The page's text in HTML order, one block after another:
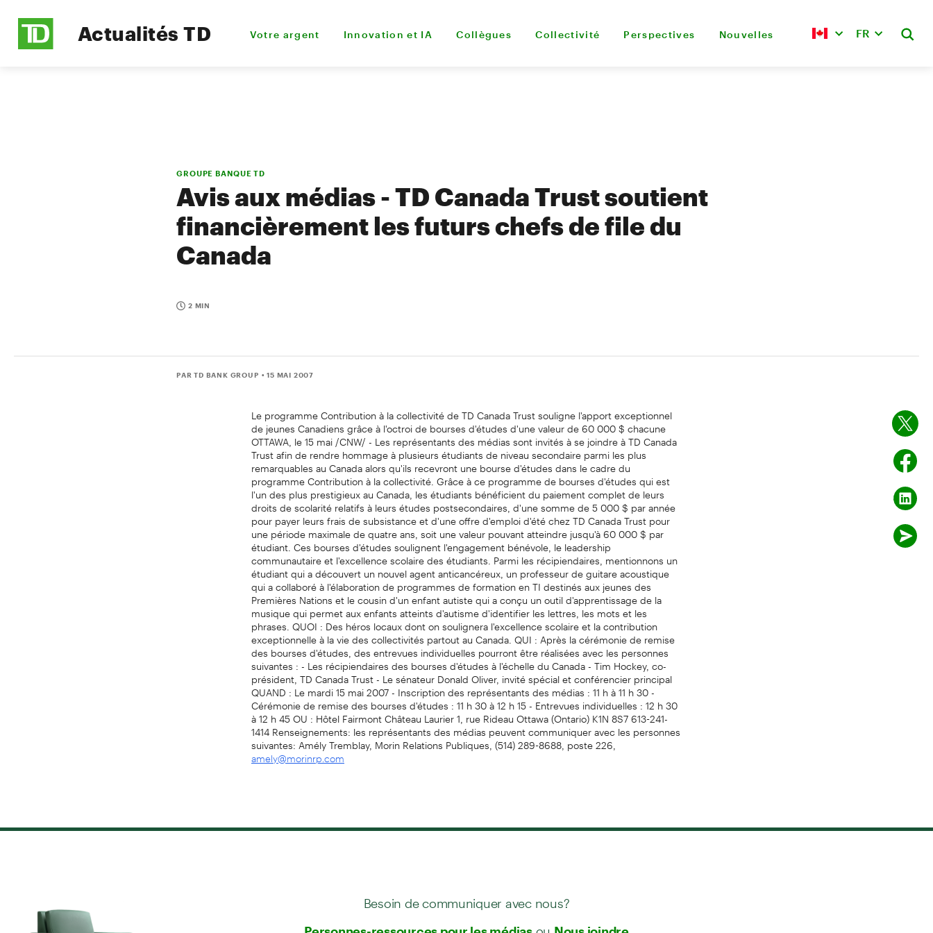
Actualités TD Votre argent Innovation et IA Collègues Collectivité Perspectives Nouvelles FR
GROUPE BANQUE TD
Avis aux médias - TD Canada Trust soutient
financièrement les futurs chefs de file du
Canada
2 MIN
PAR TD BANK GROUP • 15 MAI 2007
Le programme Contribution à la collectivité de TD Canada Trust souligne l'apport exceptionnel
de jeunes Canadiens grâce à l'octroi de bourses d'études d'une valeur de 60 000 $ chacune
OTTAWA, le 15 mai /CNW/ - Les représentants des médias sont invités à se joindre à TD Canada
Trust afin de rendre hommage à plusieurs étudiants de niveau secondaire parmi les plus
remarquables au Canada alors qu'ils recevront une bourse d'études dans le cadre du
programme Contribution à la collectivité. Grâce à ce programme de bourses d'études qui est
l'un des plus prestigieux au Canada, les étudiants bénéficient du paiement complet de leurs
droits de scolarité relatifs à leurs études postsecondaires, d'une somme de 5 000 $ par année
pour payer leurs frais de subsistance et d'une offre d'emploi d'été chez TD Canada Trust pour
une période maximale de quatre ans, soit une valeur pouvant atteindre jusqu'à 60 000 $ par
étudiant. Ces bourses d'études soulignent l'engagement bénévole, le leadership
communautaire et l'excellence scolaire des étudiants. Parmi les récipiendaires, mentionnons un
étudiant qui a découvert un nouvel agent anticancéreux, un professeur de guitare acoustique
qui a collaboré à l'élaboration de programmes de formation en TI destinés aux jeunes des
Premières Nations et le cousin d'un enfant autiste qui a conçu un outil d'apprentissage de la
musique qui permet aux enfants atteints d'autisme d'identifier les lettres, les mots et les
phrases. QUOI : Des héros locaux dont on soulignera l'excellence scolaire et la contribution
exceptionnelle à la vie des collectivités partout au Canada. QUI : Après la cérémonie de remise
des bourses d'études, des entrevues individuelles pourront être réalisées avec les personnes
suivantes : - Les récipiendaires des bourses d'études à l'échelle du Canada - Tim Hockey, co-
président, TD Canada Trust - Le sénateur Donald Oliver, invité spécial et conférencier principal
QUAND : Le mardi 15 mai 2007 - Inscription des représentants des médias : 11 h à 11 h 30 -
Cérémonie de remise des bourses d'études : 11 h 30 à 12 h 15 - Entrevues individuelles : 12 h 30
à 12 h 45 OU : Hôtel Fairmont Château Laurier 1, rue Rideau Ottawa (Ontario) K1N 8S7 613-241-
1414 Renseignements: les représentants des médias peuvent communiquer avec les personnes
suivantes: Amély Tremblay, Morin Relations Publiques, (514) 289-8688, poste 226,
amely@morinrp.com
Besoin de communiquer avec nous?
ou